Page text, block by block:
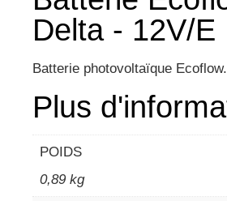
Delta - 12V/E
Batterie photovoltaïque Ecoflow.
Plus
POIDS
0,89 kg